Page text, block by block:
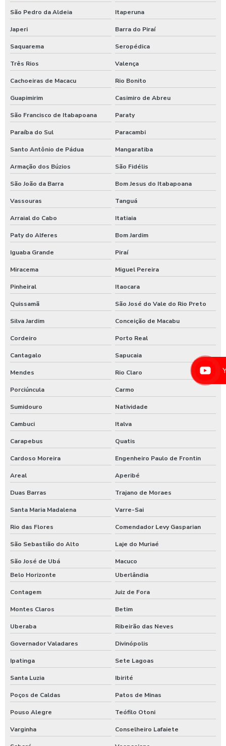
Germicida automotivo
Germicida para carros
Higienização automotiva
Higienização automotiva contra covid 19
Higienização automotiva preço
Higienização automotiva a seco
Higienização automotiva valor
Higienização automotiva a vapor
Lava caminhões
Lava ônibus
Lava rápido self service em posto de gasolina
Lavador de ônibus preco
Lavadora de alta pressão com controle remoto
Lavadora de alta pressão para lavar caminhões
Lavadora de alta pressão para lavar ônibus
Lavadora automática de carros
Lavadora automática de carros preço
Lavadora de caminhão
Lavadora self service de carros
Lavagem automática de carros
Lavagem automática de veículos
Lavagem de caminhão
Lavagem de caminhão equipamentos
Lavagem de caminhão de lixo
Lavagem de caminhão preço
Lavagem de carros self service
Lavagem expressa
Lavagem expressa de carros
Lavagem de máquinas agrícolas
Lavagem de máquinas pesadas
Lavagem de ônibus
Lavagem self service de automóveis
Lavagem self service carros
Lavagem de trator
Lavagem de veículos pesados
Limpa sider
São Pedro da Aldeia Itaperuna
Japeri Barra do Piraí
Saquarema Seropédica
Três Rios Valença
Cachoeiras de Macacu Rio Bonito
Guapimirim Casimiro de Abreu
São Francisco de Itabapoana Paraty
Paraíba do Sul Paracambi
Santo Antônio de Pádua Mangaratiba
Armação dos Búzios São Fidélis
São João da Barra Bom Jesus do Itabapoana
Vassouras Tanguá
Arraial do Cabo Itatiaia
Paty do Alferes Bom Jardim
Iguaba Grande Piraí
Miracema Miguel Pereira
Pinheiral Itaocara
Quissamã São José do Vale do Rio Preto
Silva Jardim Conceição de Macabu
Cordeiro Porto Real
Cantagalo Sapucaia
Mendes Rio Claro
Porciúncula Carmo
Sumidouro Natividade
Cambuci Italva
Carapebus Quatis
Cardoso Moreira Engenheiro Paulo de Frontin
Areal Aperibé
Duas Barras Trajano de Moraes
Santa Maria Madalena Varre-Sai
Rio das Flores Comendador Levy Gasparian
São Sebastião do Alto Laje do Muriaé
São José de Ubá
Macuco
Belo Horizonte
Uberlândia
Contagem Juiz de Fora
Montes Claros Betim
Uberaba Ribeirão das Neves
Governador Valadares Divinópolis
Ipatinga Sete Lagoas
Santa Luzia Ibirité
Poços de Caldas Patos de Minas
Pouso Alegre Teófilo Otoni
Varginha Conselheiro Lafaiete